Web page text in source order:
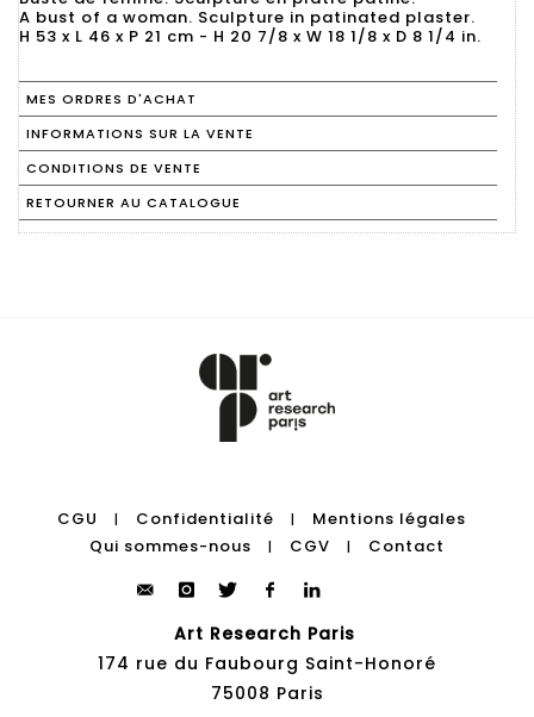
A bust of a woman. Sculpture in patinated plaster.
H 53 x L 46 x P 21 cm - H 20 7/8 x W 18 1/8 x D 8 1/4 in.
MES ORDRES D'ACHAT
INFORMATIONS SUR LA VENTE
CONDITIONS DE VENTE
RETOURNER AU CATALOGUE
CGU | Confidentialité |
Mentions légales
Qui sommes-nous
| CGV | Contact
Art Research Paris
174 rue du Faubourg Saint-Honoré
75008 Paris